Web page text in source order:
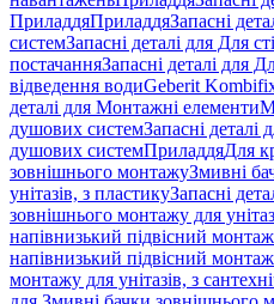
ПриладдяПриладдяЗапасні
системЗапасні деталі для Для
постачанняЗапасні деталі для
відведення водиGeberit
деталі для Монтажні елементи
душових системЗапасні
душових системПриладдяДля
зовнішнього монтажуЗмивні
унітазів, з пластикуЗапасні
зовнішнього монтажу для
напівнизький підвісний монтаж
напівнизький підвісний монтаж
монтажу для унітазів, з